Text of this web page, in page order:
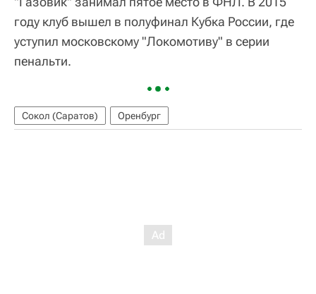
году клуб вышел в полуфинал Кубка России, где
уступил московскому "Локомотиву" в серии
пенальти.
Сокол (Саратов) Оренбург